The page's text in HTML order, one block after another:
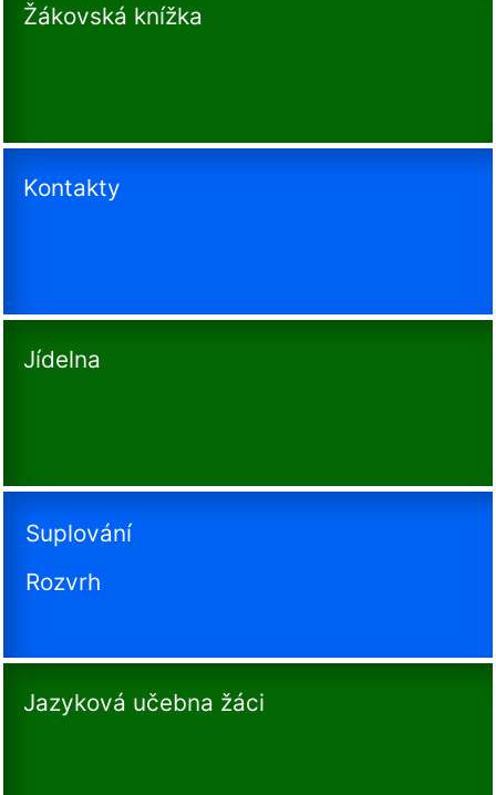
Žákovská knížka
Kontakty
Jídelna
Suplování
Rozvrh
Jazyková učebna žáci